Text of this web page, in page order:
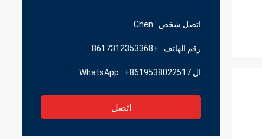
اتصل شخص : Chen
رقم الهاتف : +8617312353368
ال WhatsApp : +8619538022517
اتصل